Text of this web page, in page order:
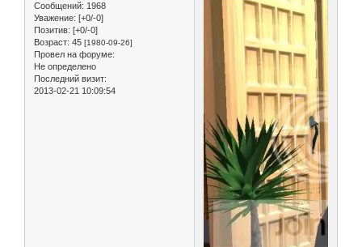
Сообщений: 1968
Уважение: [+0/-0]
Позитив: [+0/-0]
Возраст: 45 [1980-09-26]
Провел на форуме:
Не определено
Последний визит:
2013-02-21 10:09:54